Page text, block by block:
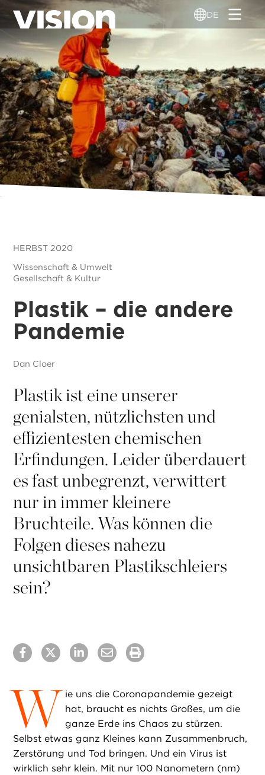
Direkt
zum
Inhalt
DE
HERBST 2020
Wissenschaft & Umwelt
Gesellschaft & Kultur
Plastik – die andere
Pandemie
Dan Cloer
Plastik ist eine unserer
genialsten, nützlichsten und
effizientesten chemischen
Erfindungen. Leider überdauert
es fast unbegrenzt, verwittert
nur in immer kleinere
Bruchteile. Was können die
Folgen dieses nahezu
unsichtbaren Plastikschleiers
sein?
W ie uns die Coronapandemie gezeigt
hat, braucht es nichts Großes, um die
ganze Erde ins Chaos zu stürzen.
Selbst etwas ganz Kleines kann Zusammenbruch,
Zerstörung und Tod bringen. Und ein Virus ist
wirklich sehr klein. Mit nur 100 Nanometern (nm)